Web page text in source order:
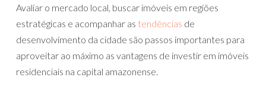
Avaliar o mercado local, buscar imóveis em regiões
estratégicas e acompanhar as tendências de
desenvolvimento da cidade são passos importantes para
aproveitar ao máximo as vantagens de investir em imóveis
residenciais na capital amazonense.